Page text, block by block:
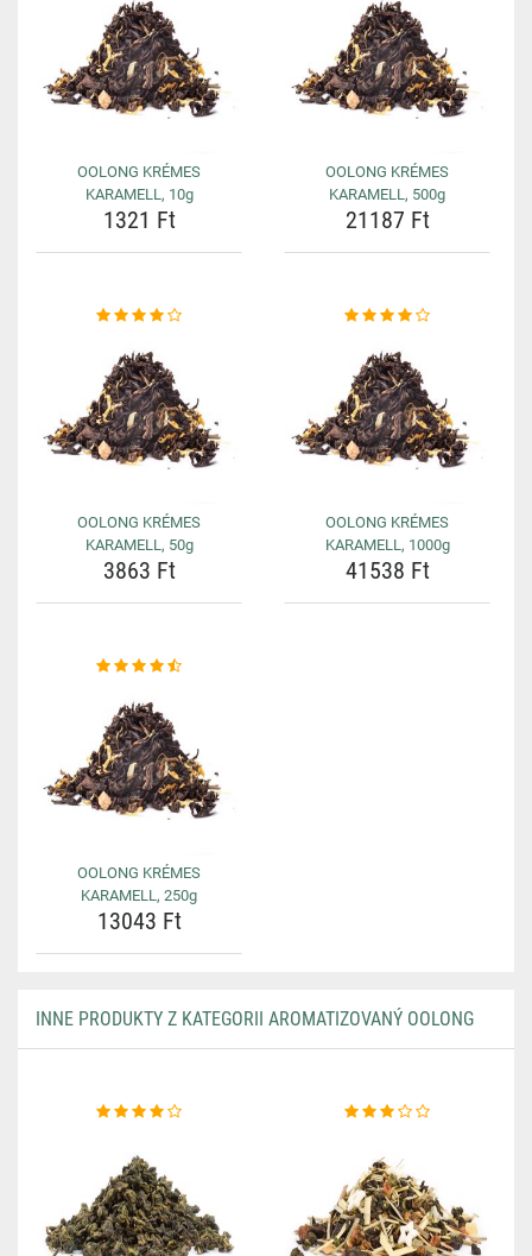
OOLONG KRÉMES
KARAMELL, 10g
1321 Ft
OOLONG KRÉMES
KARAMELL, 500g
21187 Ft
OOLONG KRÉMES
KARAMELL, 50g
3863 Ft
OOLONG KRÉMES
KARAMELL, 1000g
41538 Ft
OOLONG KRÉMES
KARAMELL, 250g
13043 Ft
INNE PRODUKTY Z KATEGORII AROMATIZOVANÝ OOLONG